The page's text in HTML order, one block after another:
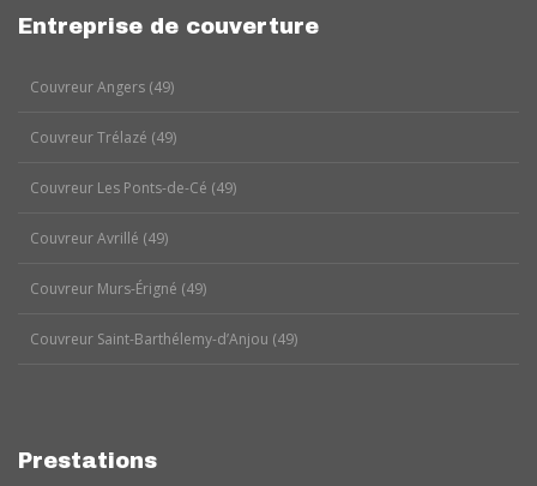
Entreprise de couverture
Couvreur Angers (49)
Couvreur Trélazé (49)
Couvreur Les Ponts-de-Cé (49)
Couvreur Avrillé (49)
Couvreur Murs-Érigné (49)
Couvreur Saint-Barthélemy-d’Anjou (49)
Prestations